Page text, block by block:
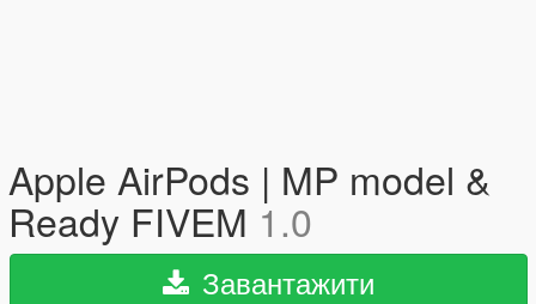
Apple AirPods | MP model &
Ready FIVEM 1.0
Завантажити